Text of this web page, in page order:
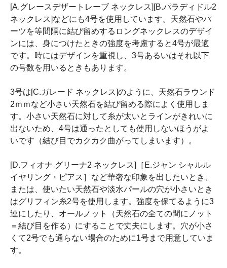
[A.グレースデザートレーブ ネックレス][B.パラディドル2
ネックレス]などにも4号を使用しています。天然石やパ
ーツを等間隔に結び留めするロングネックレスのデザイ
ンには、身につけたときの強度を考慮すると4号が最適
です。時にはデザインを重視し、3号あるいはそれ以下
の号数を用いるときもあります。
3号は[C.ガレード ネックレス]のように、天然石ラウンド
2ｍｍなど小さい天然石を結び留める際によく使用しま
す。小さい天然石に対して糸が太いとラインがきれいに
出ないため、4号は通ったとしても使用しないほうがよ
いです（結び目でカクカク曲がってしまいます）。
[D.フィオナ グリーナ2 ネックレス]［E.ジャン シャルル
イヤリング・ピアス］など華奢な印象を出したいとき、
または、使いたい天然石や淡水パールの穴が小さいとき
はグリフィン糸2号を使用します。強度を保てるように3
連にしたり、オールノット（天然石の全ての間にノット
＝結び目を作る）にすることで丈夫にします。穴が小さ
くて2号でも通らない場合のために1号まで用意していま
す。